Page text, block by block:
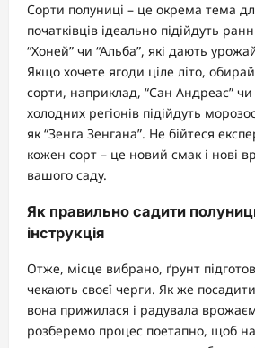
Сорти полуниці – це окрема тема
початківців ідеально підійдуть
“Хоней” чи “Альба”, які дають
Якщо хочете ягоди ціле літо,
сорти, наприклад, “Сан Андреас” чи
холодних регіонів підійдуть
як “Зенга Зенгана”. Не бійтеся
кожен сорт – це новий смак і нові
вашого саду.
Як правильно садити
інструкція
Отже, місце вибрано, ґрунт
чекають своєї черги. Як же
вона прижилася і радувала
розберемо процес поетапно, щоб